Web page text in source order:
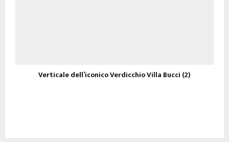
Verticale dell’iconico Verdicchio Villa Bucci (2)